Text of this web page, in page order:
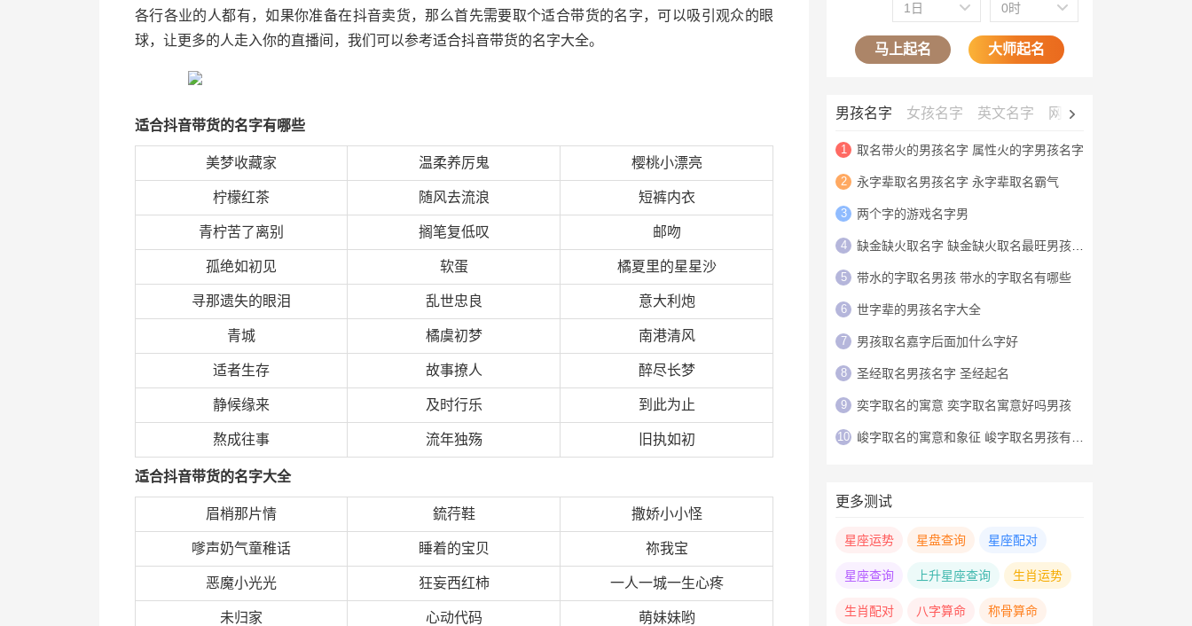
各行各业的人都有，如果你准备在抖音卖货，那么首先需要取个适合带货的名字，可以吸引观众的眼
球，让更多的人走入你的直播间，我们可以参考适合抖音带货的名字大全。
适合抖音带货的名字有哪些
美梦收藏家 温柔养厉鬼 樱桃小漂亮
柠檬红茶 随风去流浪 短裤内衣
青柠苦了离别 搁笔复低叹 邮吻
孤绝如初见 软蛋 橘夏里的星星沙
寻那遗失的眼泪 乱世忠良 意大利炮
青城 橘虞初梦 南港清风
适者生存 故事撩人 醉尽长梦
静候缘来 及时行乐 到此为止
熬成往事 流年独殇 旧执如初
适合抖音带货的名字大全
眉梢那片情 鋶荇鞋 撒娇小小怪
嗲声奶气童稚话 睡着的宝贝 祢我宝
恶魔小光光 狂妄西红柿 一人一城一生心疼
未归家 心动代码 萌妹妹哟
1日 0时
马上起名 大师起名
男孩名字 女孩名字 英文名字 网名大全
1 取名带火的男孩名字 属性火的字男孩名字
2 永字辈取名男孩名字 永字辈取名霸气
3 两个字的游戏名字男
4 缺金缺火取名字 缺金缺火取名最旺男孩名字
5 带水的字取名男孩 带水的字取名有哪些
6 世字辈的男孩名字大全
7 男孩取名嘉字后面加什么字好
8 圣经取名男孩名字 圣经起名
9 奕字取名的寓意 奕字取名寓意好吗男孩
10 峻字取名的寓意和象征 峻字取名男孩有寓意
更多测试
星座运势 星盘查询 星座配对
星座查询 上升星座查询 生肖运势
生肖配对 八字算命 称骨算命